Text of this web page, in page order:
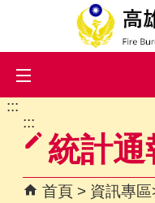
跳到主要內容區塊
:::
:::
統計通
首頁 資訊專區